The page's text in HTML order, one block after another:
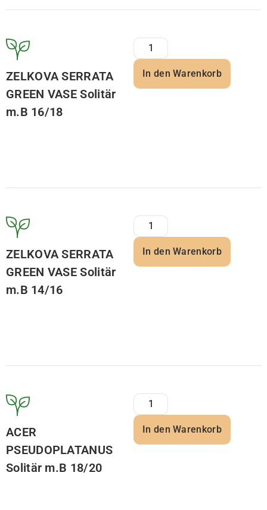
ZELKOVA SERRATA
GREEN VASE Solitär
m.B 16/18
In den Warenkorb
ZELKOVA SERRATA
GREEN VASE Solitär
m.B 14/16
In den Warenkorb
ACER
PSEUDOPLATANUS
Solitär m.B 18/20
In den Warenkorb